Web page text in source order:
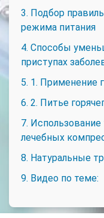
3. Подбор
режима питания
4. Способы
приступах
5. 1. Применение
6. 2. Питье
7.
лечебных
8. Натуральные
9. Видео по теме: